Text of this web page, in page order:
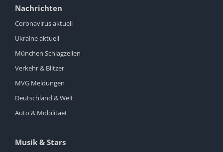
Nachrichten
Coronavirus aktuell
Ukraine aktuell
München Schlagzeilen
Verkehr & Blitzer
MVG Meldungen
Deutschland & Welt
Auto & Mobilitaet
Musik & Stars